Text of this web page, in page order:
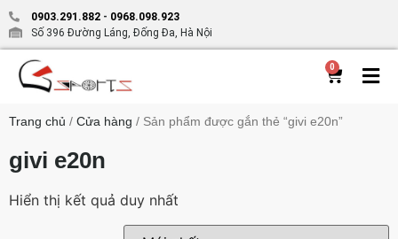
0903.291.882 - 0968.098.923
Số 396 Đường Láng, Đống Đa, Hà Nội
0
Trang chủ / Cửa hàng / Sản phẩm được gắn thẻ “givi e20n”
givi e20n
Hiển thị kết quả duy nhất